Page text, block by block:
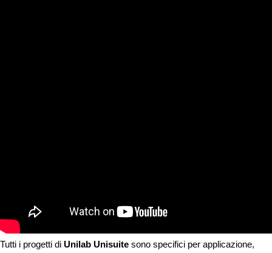
Tutti i progetti di Unilab Unisuite sono specifici per applicazione,